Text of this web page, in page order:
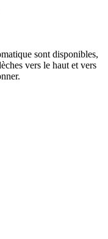
sont disponibles,
vers le haut et vers